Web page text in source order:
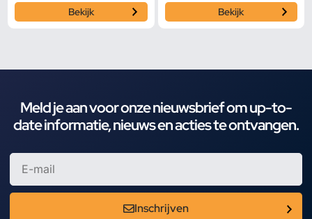
Bekijk Bekijk
Meld je aan voor onze nieuwsbrief om up-to-
date informatie, nieuws en acties te ontvangen.
Inschrijven